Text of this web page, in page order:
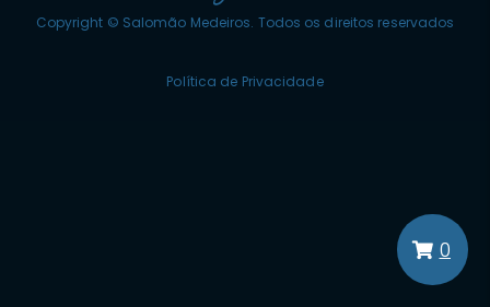
Copyright © Salomão Medeiros. Todos os direitos reservados
Política de Privacidade
0